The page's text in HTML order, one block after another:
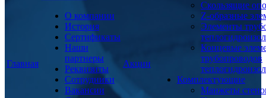
Главная
О компании
История
Сертификаты
Наши
партнеры
Реквизиты
Сотрудники
Вакансии
Акции
Скользящие
Z-образные
Элементы
Концевые
трубопроводов
Комплектующие
Манжеты